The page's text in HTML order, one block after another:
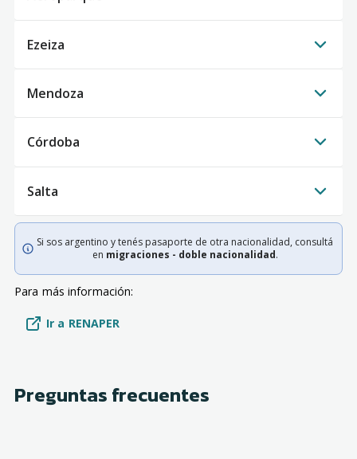
Ezeiza
Mendoza
Córdoba
Salta
Si sos argentino y tenés pasaporte de otra nacionalidad, consultá
en migraciones - doble nacionalidad.
Para más información:
Ir a RENAPER
Preguntas frecuentes